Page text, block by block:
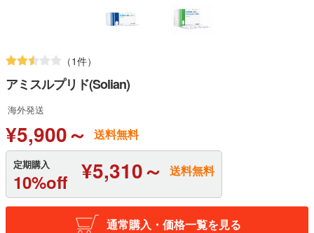
（1件）
アミスルプリド(Solian)
海外発送
¥5,900～ 送料無料
定期購入
10%off ¥5,310～ 送料無料
通常購入・価格一覧を見る